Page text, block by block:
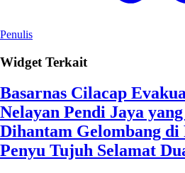
Penulis
Widget Terkait
Basarnas Cilacap
Nelayan Pendi Jaya
Dihantam Gelombang
Penyu Tujuh Selamat